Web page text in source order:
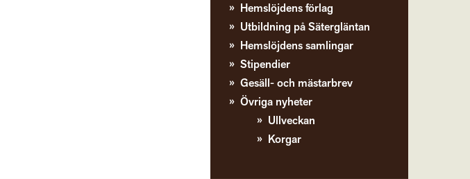
Hemslöjdens förlag
Utbildning på Sätergläntan
Hemslöjdens samlingar
Stipendier
Gesäll- och mästarbrev
Övriga nyheter
Ullveckan
Korgar